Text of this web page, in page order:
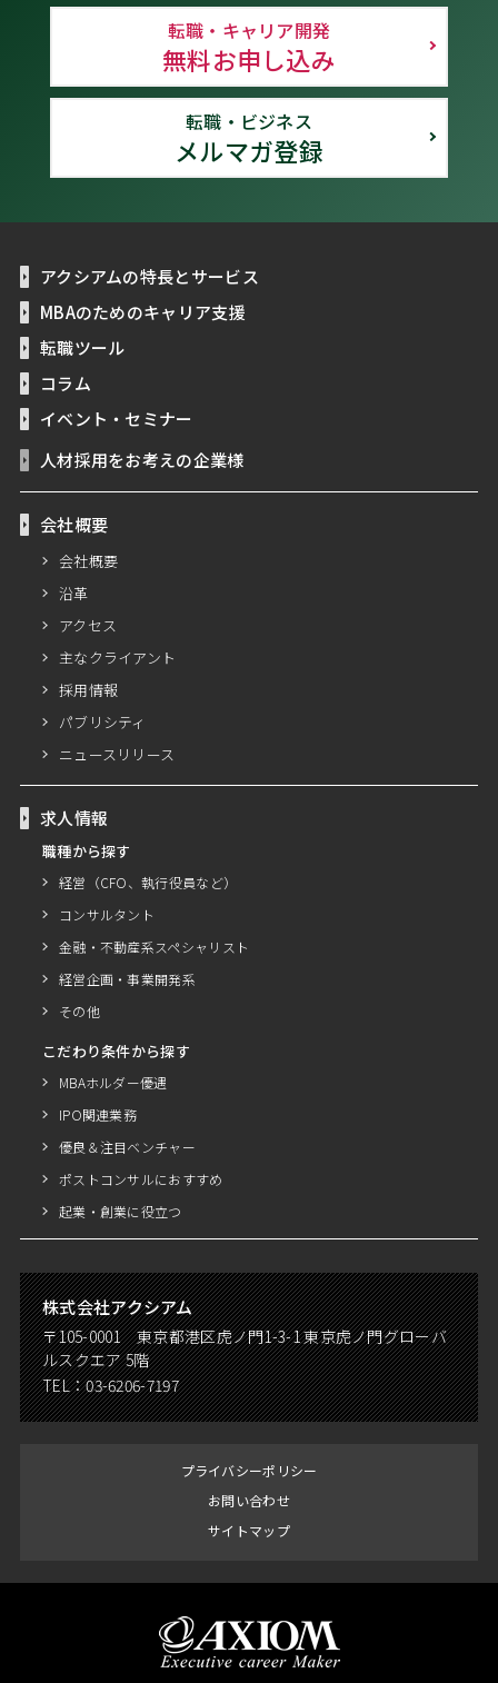
転職・キャリア開発
無料お申し込み
転職・ビジネス
メルマガ登録
アクシアムの特長とサービス
MBAのためのキャリア支援
転職ツール
コラム
イベント・セミナー
人材採用をお考えの企業様
会社概要
会社概要
沿革
アクセス
主なクライアント
採用情報
パブリシティ
ニュースリリース
求人情報
職種から探す
経営（CFO、執行役員など）
コンサルタント
金融・不動産系スペシャリスト
経営企画・事業開発系
その他
こだわり条件から探す
MBAホルダー優遇
IPO関連業務
優良＆注目ベンチャー
ポストコンサルにおすすめ
起業・創業に役立つ
株式会社アクシアム
〒105-0001 東京都港区虎ノ門1-3-1 東京虎ノ門グローバ
ルスクエア 5階
TEL：03-6206-7197
プライバシーポリシー
お問い合わせ
サイトマップ